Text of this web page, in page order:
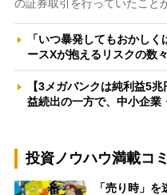
の証券取引を行っていたこと
「いつ暴発してもおかし
ースXが抱えるリスクの数
【3メガバンクは純利益5
益続出の一方で、中小企
投資ノウハウ満載コ
「売り時」